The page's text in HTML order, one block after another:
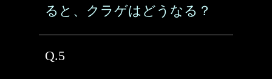
ると、クラゲはどうなる？
Q.5